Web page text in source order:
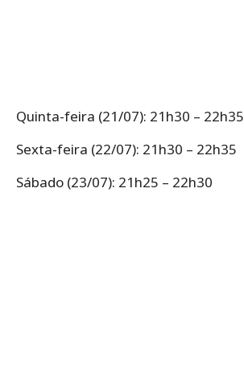
Quinta-feira (21/07): 21h30 – 22h35
Sexta-feira (22/07): 21h30 – 22h35
Sábado (23/07): 21h25 – 22h30